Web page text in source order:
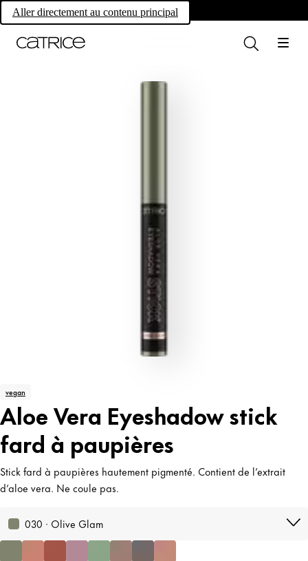
Aller directement au contenu principal
Own your magic.
vegan
Aloe Vera Eyeshadow stick
fard à paupières
Stick fard à paupières hautement pigmenté. Contient de l’extrait
d’aloe vera. Ne coule pas.
030 · Olive Glam